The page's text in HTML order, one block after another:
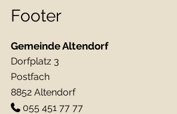
Footer
Gemeinde Altendorf
Dorfplatz 3
Postfach
8852 Altendorf
055 451 77 77